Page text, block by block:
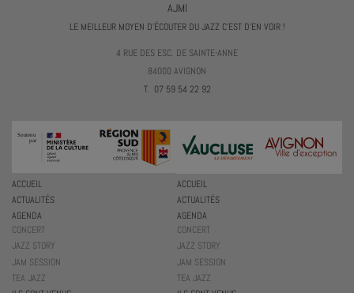
AJMI
LE MEILLEUR MOYEN D'ÉCOUTER DU JAZZ C'EST D'EN VOIR !
4 RUE DES ESC. DE SAINTE-ANNE
84000 AVIGNON
T. 07 59 54 22 92
ACCUEIL
ACTUALITÉS
AGENDA
CONCERT
JAZZ STORY
JAM SESSION
TEA JAZZ
ACCUEIL
ACTUALITÉS
AGENDA
CONCERT
JAZZ STORY
JAM SESSION
TEA JAZZ